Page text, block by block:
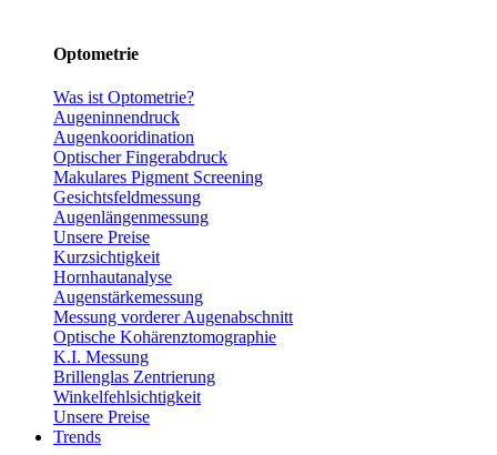
Optometrie
Was ist Optometrie?
Augeninnendruck
Augenkooridination
Optischer Fingerabdruck
Makulares Pigment Screening
Gesichtsfeldmessung
Augenlängenmessung
Unsere Preise
Kurzsichtigkeit
Hornhautanalyse
Augenstärkemessung
Messung vorderer Augenabschnitt
Optische Kohärenztomographie
K.I. Messung
Brillenglas Zentrierung
Winkelfehlsichtigkeit
Unsere Preise
Trends